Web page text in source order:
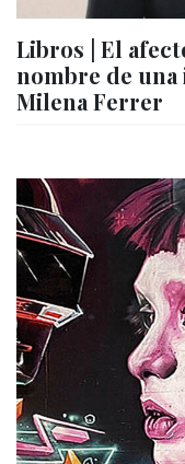
Libros | El
nombre de una
Milena Ferrer